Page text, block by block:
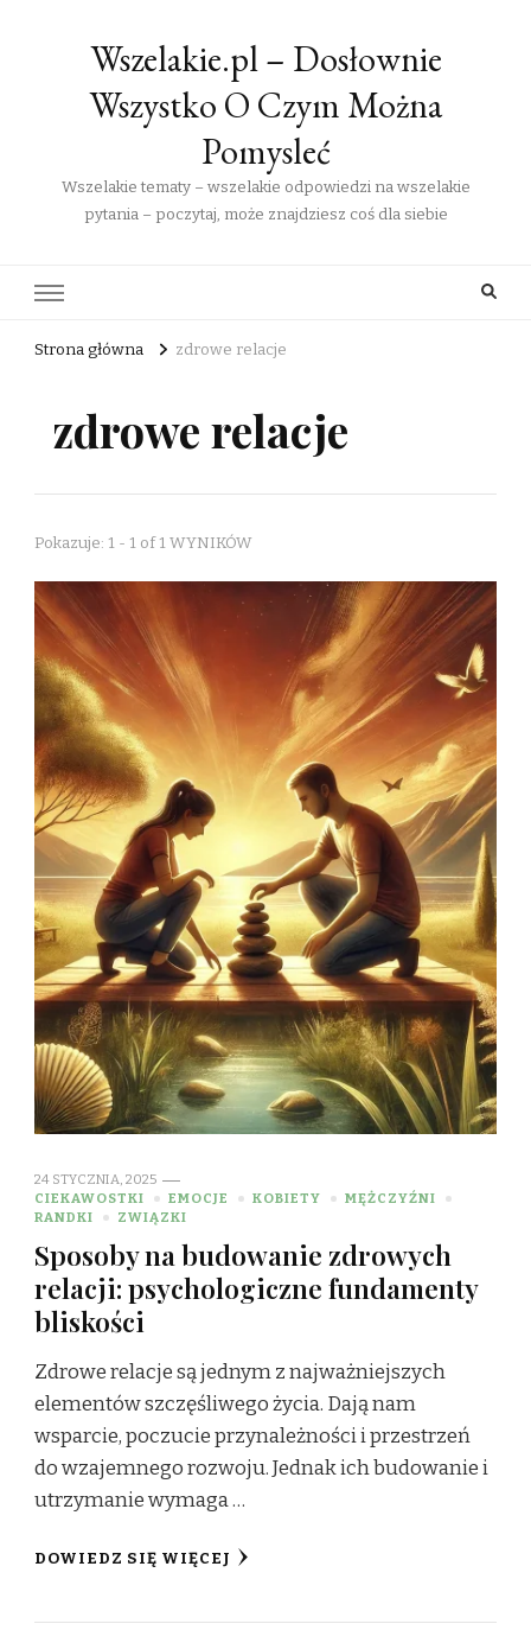
Wszelakie.pl – Dosłownie
Wszystko O Czym Można
Pomysleć
Wszelakie tematy – wszelakie odpowiedzi na wszelakie
pytania – poczytaj, może znajdziesz coś dla siebie
Strona główna zdrowe relacje
zdrowe relacje
Pokazuje: 1 - 1 of 1 WYNIKÓW
24 STYCZNIA, 2025
CIEKAWOSTKI
EMOCJE KOBIETY
MĘŻCZYŹNI
RANDKI
ZWIĄZKI
Sposoby na budowanie zdrowych
relacji: psychologiczne fundamenty
bliskości
Zdrowe relacje są jednym z najważniejszych
elementów szczęśliwego życia. Dają nam
wsparcie, poczucie przynależności i przestrzeń
do wzajemnego rozwoju. Jednak ich budowanie i
utrzymanie wymaga …
DOWIEDZ SIĘ WIĘCEJ